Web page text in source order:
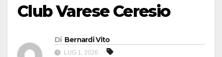
Club Varese Ceresio
Di Bernardi Vito
LUG 1, 2026